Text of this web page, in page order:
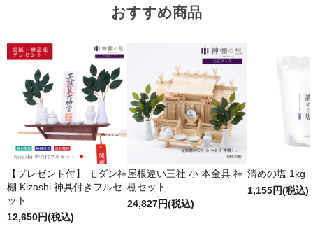
おすすめ商品
【プレゼント付】 モダン神
棚 Kizashi 神具付きフルセ
ット
12,650円(税込)
屋根違い三社 小 本金具 神
棚セット
24,827円(税込)
清めの塩 1kg
1,155円(税込)